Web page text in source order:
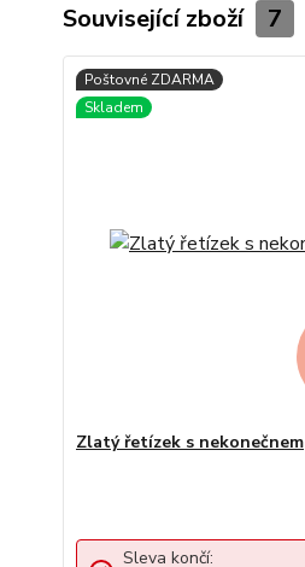
Související zboží 7
Zlatý řetízek s nekonečnem
Sleva končí: